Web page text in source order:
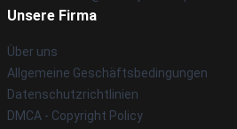
Unsere Firma
Über uns
Allgemeine Geschäftsbedingungen
Datenschutzrichtlinien
DMCA - Copyright Policy